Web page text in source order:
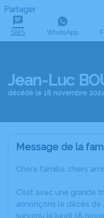
Partager
SMS WhatsApp
Jean-Luc
décédé le 18 novembre
Message de la
Chère famille, chers
C’est avec une grande
annonçons le décès de
survenu le lundi 18